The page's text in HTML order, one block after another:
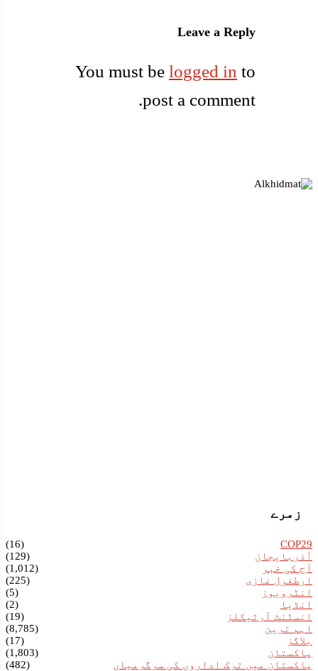
Leave a Reply
You must be logged in to
post a comment.
زمرے
COP29
(16)
آذربایجان
(129)
آج کی خبر
(1,012)
ارطغرل غازی
(225)
انٹرویوز
(5)
انڈیا
(2)
انسٹنٹ آرٹیکلز
(19)
اہم ترین
(8,785)
بلاگز
(17)
پاکستان
(1,803)
پاکستان میں ترک اداروں کی سرگرمیاں
(482)